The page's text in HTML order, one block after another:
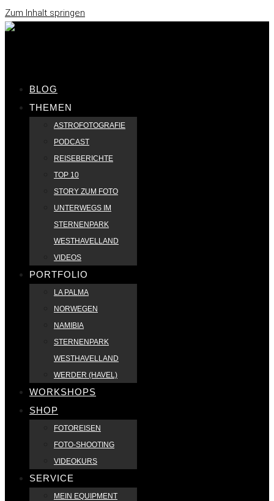
Zum Inhalt springen
BLOG
THEMEN
ASTROFOTOGRAFIE
PODCAST
REISEBERICHTE
TOP 10
STORY ZUM FOTO
UNTERWEGS IM
STERNENPARK
WESTHAVELLAND
VIDEOS
PORTFOLIO
LA PALMA
NORWEGEN
NAMIBIA
STERNENPARK
WESTHAVELLAND
WERDER (HAVEL)
WORKSHOPS
SHOP
FOTOREISEN
FOTO-SHOOTING
VIDEOKURS
SERVICE
MEIN EQUIPMENT